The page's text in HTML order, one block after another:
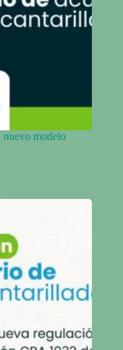
nuevo modelo